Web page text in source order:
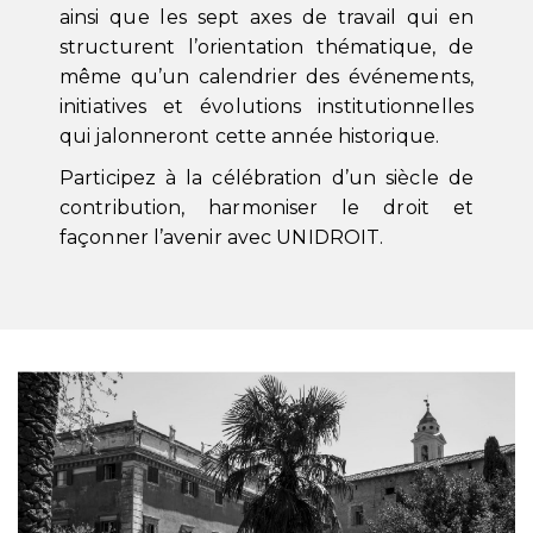
ainsi que les sept axes de travail qui en
structurent l’orientation thématique, de
même qu’un calendrier des événements,
initiatives et évolutions institutionnelles
qui jalonneront cette année historique.
Participez à la célébration d’un siècle de
contribution, harmoniser le droit et
façonner l’avenir avec UNIDROIT.